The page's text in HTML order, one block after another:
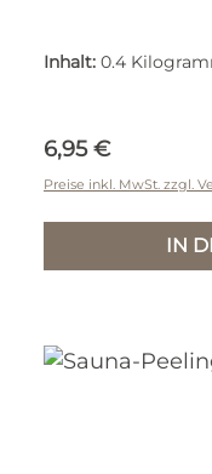
Inhalt: 0.4
Regulärer Preis:
6,95 €
Preise inkl. MwSt. zzgl.
IN